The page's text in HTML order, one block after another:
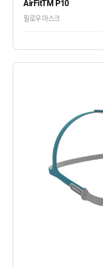
AirFitTM P10
필로우 마스크